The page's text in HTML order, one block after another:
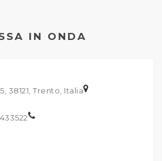
IN ONDA
38121, Trento, Italia